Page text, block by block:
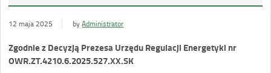
12 maja 2025 byAdministrator
Zgodnie z Decyzją Prezesa Urzędu Regulacji Energetyki nr
OWR.ZT.4210.6.2025.527.XX.SK